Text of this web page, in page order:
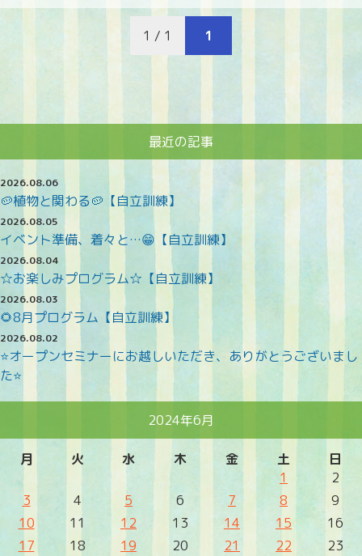
1 / 1 1
最近の記事
2026.08.06
🥔植物と関わる🥔【自立訓練】
2026.08.05
イベント準備、着々と…😁【自立訓練】
2026.08.04
☆お楽しみプログラム☆【自立訓練】
2026.08.03
🌻8月プログラム【自立訓練】
2026.08.02
⭐オープンセミナーにお越しいただき、ありがとうございまし
た⭐
2024年6月
月 火 水 木 金 土 日
1
2
3
4 5 6 7 8
9
10
11 12 13 14 15
16
17
18 19 20 21 22
23